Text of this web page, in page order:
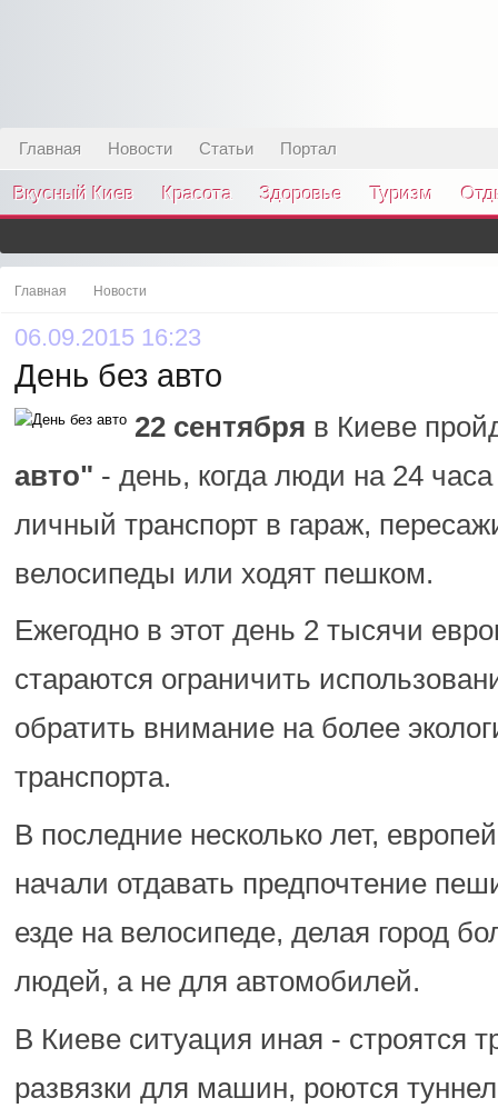
Главная Новости Статьи Портал
Вкусный Киев Красота Здоровье Туризм
Главная Новости
06.09.2015 16:23
День без авто
22 сентября в Киеве
авто" - день, когда люди на 24
личный транспорт в гараж,
велосипеды или ходят пешком.
Ежегодно в этот день 2 тысячи
стараются ограничить
обратить внимание на более
транспорта.
В последние несколько лет,
начали отдавать предпочтение
езде на велосипеде, делая город
людей, а не для автомобилей.
В Киеве ситуация иная - строятся
развязки для машин, роются